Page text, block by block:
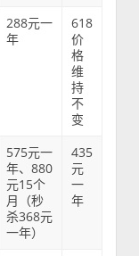
288元一
年
618
价
格
维
持
不
变
575元一
年、880
元15个
月（秒
杀368元
一年）
435
元
一
年